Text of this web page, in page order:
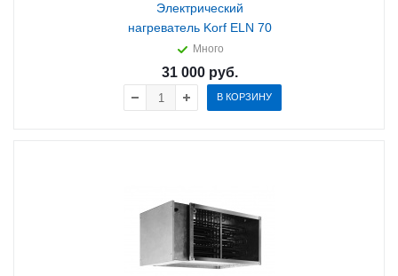
Электрический
нагреватель Korf ELN 70
Много
31 000руб.
В КОРЗИНУ